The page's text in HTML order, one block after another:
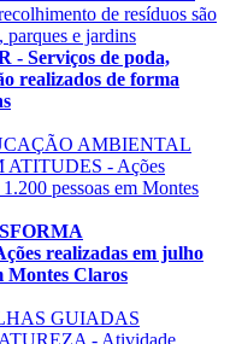
Serviços de poda,
realizados de forma
realizadas em julho
Montes Claros